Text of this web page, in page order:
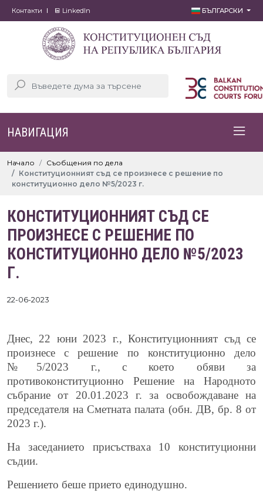
Контакти LinkedIn БЪЛГАРСКИ
НАВИГАЦИЯ
Начало
Съобщения по дела
Конституционният съд се произнесе с решение по
конституционно дело №5/2023 г.
КОНСТИТУЦИОННИЯТ СЪД СЕ
ПРОИЗНЕСЕ С РЕШЕНИЕ ПО
КОНСТИТУЦИОННО ДЕЛО №5/2023
Г.
22-06-2023
Днес, 22 юни 2023 г., Конституционният съд се
произнесе с решение по конституционно дело
№5/2023 г., с което обяви за
противоконституционно Решение на Народното
събрание от 20.01.2023 г. за освобождаване на
председателя на Сметната палата (обн. ДВ, бр. 8 от
2023 г.).
На заседанието присъстваха 10
конституционни
съдии.
Решението беше прието единодушно.